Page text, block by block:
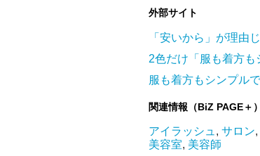
外部サイト
「安いから」が理由
2色だけ「服も着方も
関連情報（BiZ PAGE＋）
アイラッシュ, サロン,
美容室, 美容師